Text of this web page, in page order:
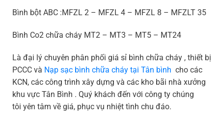
Bình bột ABC :MFZL 2 – MFZL 4 – MFZL 8 – MFZLT 35
Bình Co2 chữa cháy MT2 – MT3 – MT5 – MT24
Là đại lý chuyên phân phối giá sỉ bình chữa cháy , thiết bị
PCCC và Nạp sạc bình chữa cháy tại Tân bình cho các
KCN, các công trình xây dựng và các kho bãi nhà xưởng
khu vực Tân Bình . Quý khách đến với công ty chúng
tôi yên tâm về giá, phục vụ nhiệt tình chu đáo.